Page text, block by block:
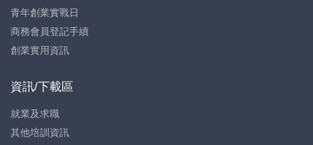
青年創業實戰日
商務會員登記手續
創業實用資訊
資訊/下載區
就業及求職
其他培訓資訊